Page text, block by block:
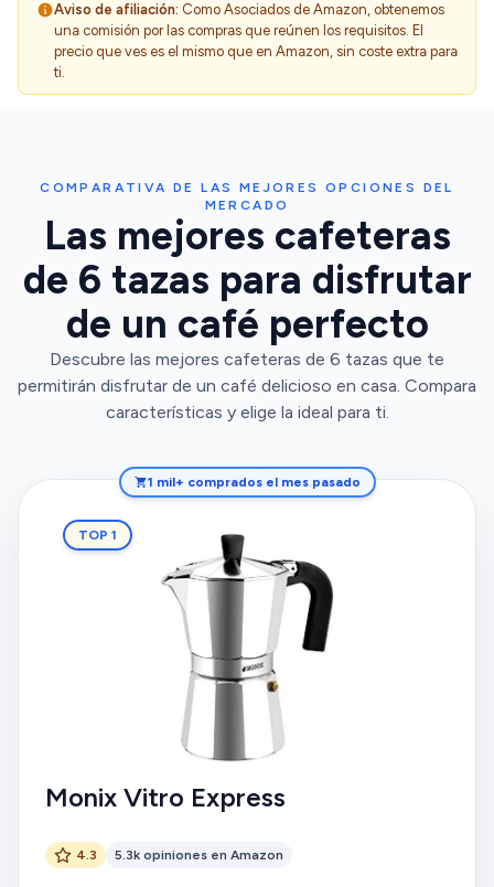
Aviso de afiliación: Como Asociados de Amazon, obtenemos
una comisión por las compras que reúnen los requisitos. El
precio que ves es el mismo que en Amazon, sin coste extra para
ti.
COMPARATIVA DE LAS MEJORES OPCIONES DEL
MERCADO
Las mejores cafeteras
de 6 tazas para disfrutar
de un café perfecto
Descubre las mejores cafeteras de 6 tazas que te
permitirán disfrutar de un café delicioso en casa. Compara
características y elige la ideal para ti.
1 mil+ comprados el mes pasado
TOP 1
Monix Vitro Express
4.3 5.3k opiniones en Amazon